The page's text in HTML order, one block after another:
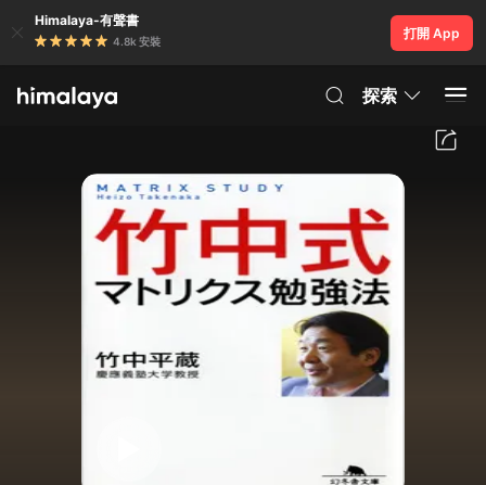
Himalaya-有聲書
4.8k 安裝
打開 App
探索